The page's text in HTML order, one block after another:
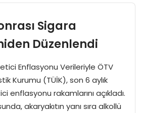
Sigara
Düzenlendi
Enflasyonu Verileriyle ÖTV
Kurumu (TÜİK), son 6 aylık
enflasyonu rakamlarını açıkladı.
akaryakıtın yanı sıra alkollü